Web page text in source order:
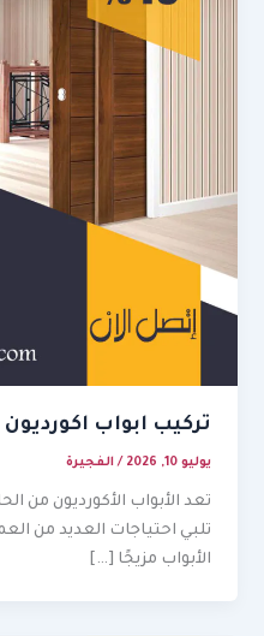
تركيب ابواب
يوليو 10, 2026 /الفجيرة
تعد الأبواب الأكورديون من
تلبي احتياجات العديد من
الأبواب مزيجًا […]